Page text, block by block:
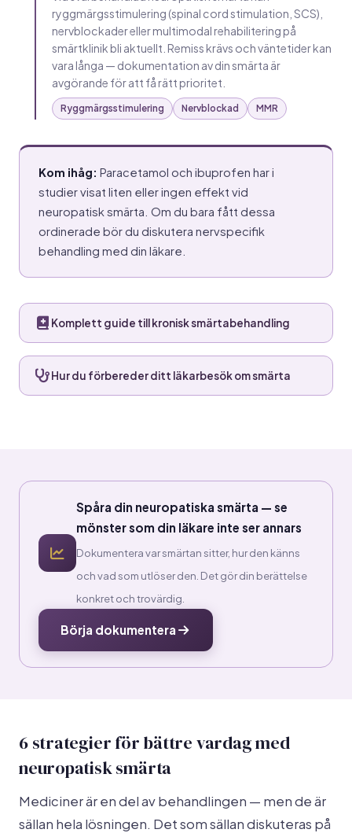
ryggmärgsstimulering (spinal cord stimulation, SCS),
nervblockader eller multimodal rehabilitering på
smärtklinik bli aktuellt. Remiss krävs och väntetider kan
vara långa — dokumentation av din smärta är
avgörande för att få rätt prioritet.
Ryggmärgsstimulering Nervblockad MMR
Kom ihåg: Paracetamol och ibuprofen har i
studier visat liten eller ingen effekt vid
neuropatisk smärta. Om du bara fått dessa
ordinerade bör du diskutera nervspecifik
behandling med din läkare.
Komplett guide till kronisk smärtabehandling
Hur du förbereder ditt läkarbesök om smärta
Spåra din neuropatiska smärta — se
mönster som din läkare inte ser annars
Dokumentera var smärtan sitter, hur den känns
och vad som utlöser den. Det gör din berättelse
konkret och trovärdig.
Börja dokumentera
6 strategier för bättre vardag med
neuropatisk smärta
Mediciner är en del av behandlingen — men de är
sällan hela lösningen. Det som sällan diskuteras på